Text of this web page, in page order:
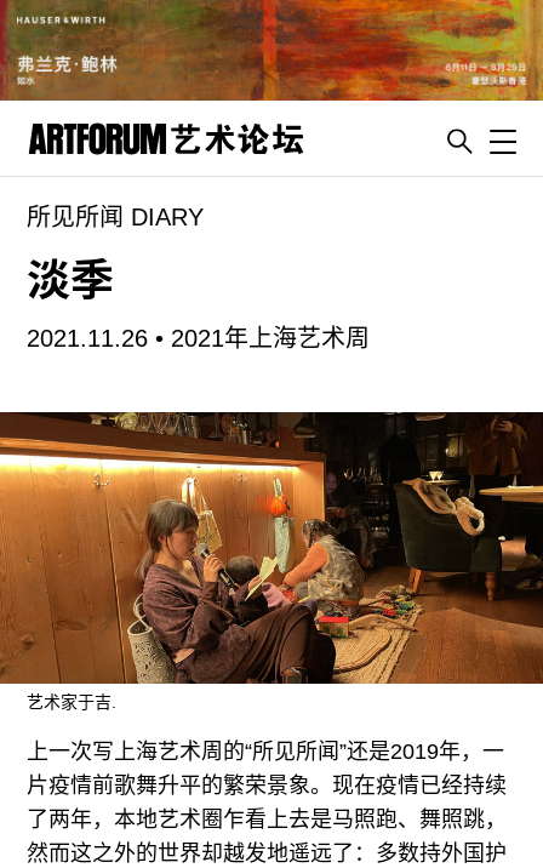
artguide
新闻
展评
杂志
视频
ENGLISH
ART & EDUCATION
广告
订阅
往期内容
联系我们
关注我们
所见所闻 DIARY
淡季
2021.11.26 • 2021年上海艺术周
艺术家于吉.
上一次写上海艺术周的“所见所闻”还是2019年，一
片疫情前歌舞升平的繁荣景象。现在疫情已经持续
了两年，本地艺术圈乍看上去是马照跑、舞照跳，
然而这之外的世界却越发地遥远了：多数持外国护